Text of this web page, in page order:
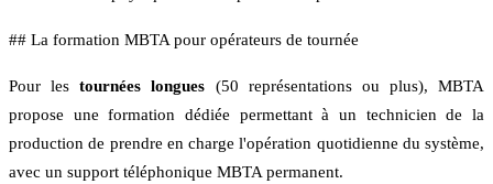
## La formation MBTA pour opérateurs de tournée
Pour lestournées longues (50 représentations ou plus), MBTA
propose une formation dédiée permettant à un technicien de la
production de prendre en charge l'opération quotidienne du système,
avec un support téléphonique MBTA permanent.